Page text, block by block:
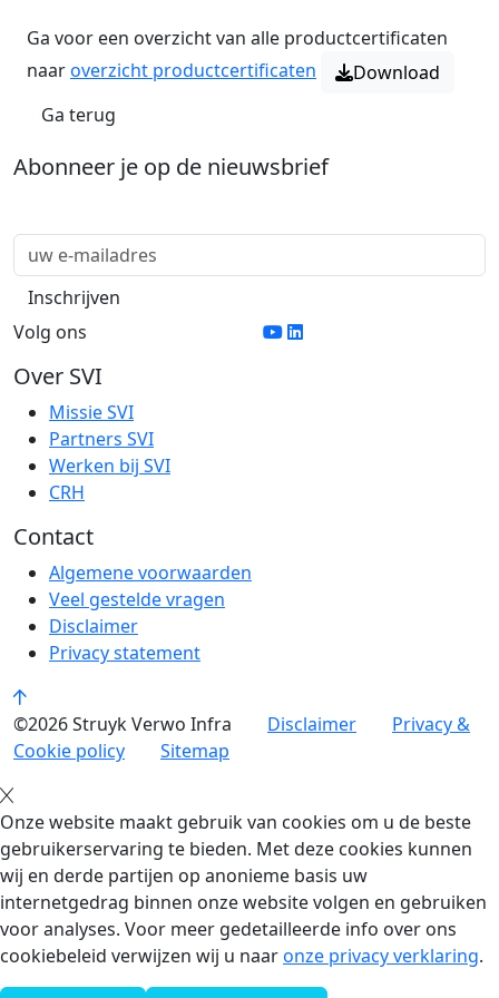
Ga voor een overzicht van alle productcertificaten
naaroverzicht productcertificaten
Download
Ga terug
Abonneer je op de nieuwsbrief
Volg ons
Over SVI
Missie SVI
Partners SVI
Werken bij SVI
CRH
Contact
Algemene voorwaarden
Veel gestelde vragen
Disclaimer
Privacy statement
©2026 Struyk Verwo Infra Disclaimer
Privacy &
Cookie policy
Sitemap
Onze website maakt gebruik van cookies om u de beste
gebruikerservaring te bieden. Met deze cookies kunnen
wij en derde partijen op anonieme basis uw
internetgedrag binnen onze website volgen en gebruiken
voor analyses. Voor meer gedetailleerde info over ons
cookiebeleid verwijzen wij u naaronze privacy verklaring.